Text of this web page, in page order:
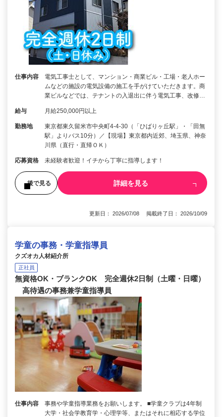
仕事内容
電気工事士として、マンション・商業ビル・工場・老人ホー
ムなどの施設の電気設備の施工を手がけていただきます。商
業ビルなどでは、テナントの入退出に伴う電気工事、改修…
給与 月給250,000円以上
勤務地
東京都東久留米市中央町4-4-30（「ひばりヶ丘駅」・「田無
駅」よりバス10分）／【現場】東京都内近郊、埼玉県、神奈
川県（直行・直帰ＯＫ）
応募資格 未経験者歓迎！イチから丁寧に指導します！
後で見る 詳細を見る
更新日： 2026/07/08 掲載終了日： 2026/10/09
学童の事務・学童指導員
クズオカ人材紹介所
正社員
無資格OK・ブランクOK 完全週休2日制（土曜・日曜）
高待遇の事務兼学童指導員
仕事内容
事務や学童指導業務をお願いします。 ■学童クラブは4年制
大学・社会学教育学・心理学等、またはそれに相応する学位